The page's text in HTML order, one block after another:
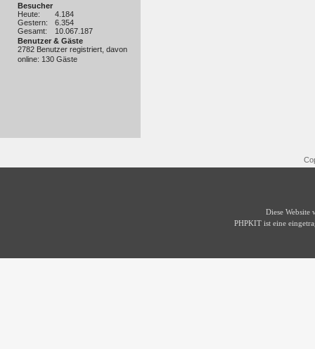
Besucher
Heute:
4.184
Gestern:
6.354
Gesamt:
10.067.187
Benutzer & Gäste
2782 Benutzer registriert, davon
online: 130 Gäste
Diese Website
PHPKIT ist eine